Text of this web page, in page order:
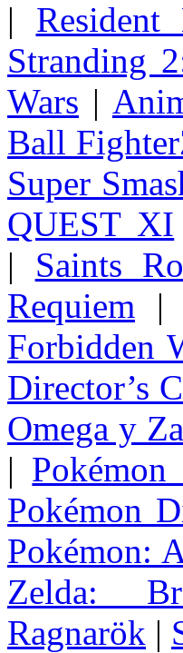
|
Stranding
Wars |
Ball
Super
QUEST XI
| Saints
Requiem |
Forbidden
Director’s
Omega y
|
Pokémon
Pokémon:
Zelda:
Ragnarök |